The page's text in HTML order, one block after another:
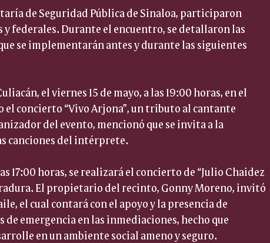
de Seguridad Pública de Sinaloa, participaron
federales. Durante el encuentro, se detallaron las
se implementarán antes y durante las siguientes
el viernes 15 de mayo, a las 19:00 horas, en el
el concierto “Vivo Arjona”, un tributo al cantante
del evento, mencionó que se invita a la
canciones del intérprete.
17:00 horas, se realizará el concierto de “Julio Chaidez
El propietario del recinto, Gonny Moreno, invitó
el cual contará con el apoyo y la presencia de
emergencia en las inmediaciones, hecho que
en un ambiente social ameno y seguro.